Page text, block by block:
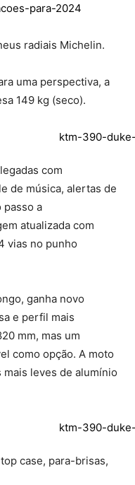
radiais Michelin.
uma perspectiva, a
149 kg (seco).
com
de música, alertas de
passo a
atualizada com
vias no punho
ganha novo
e perfil mais
mm, mas um
como opção. A moto
leves de alumínio
case, para-brisas,